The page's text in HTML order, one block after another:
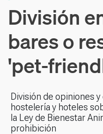
División
bares o
'pet-
División de opiniones
hostelería y hoteles
la Ley de Bienestar
prohibición